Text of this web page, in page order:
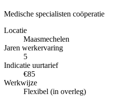
Medische specialisten coöperatie
Locatie
Maasmechelen
Jaren werkervaring
5
Indicatie uurtarief
€85
Werkwijze
Flexibel (in overleg)